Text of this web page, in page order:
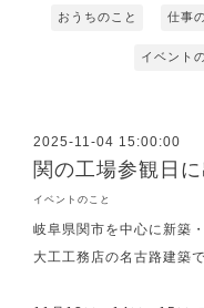
おうちのこと 仕事
イベント
2025-11-04 15:00:00
関の工場参観日
イベントのこと
岐阜県関市を中心に新築
大工工務店の名古路建築